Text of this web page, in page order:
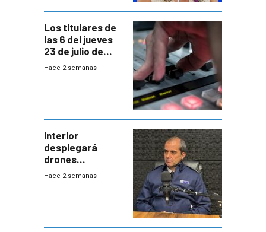
gobierno
Los titulares de
las 6 del jueves
23 de julio de
2026
Hace 2 semanas
Interior
desplegará
drones
autónomos para
Hace 2 semanas